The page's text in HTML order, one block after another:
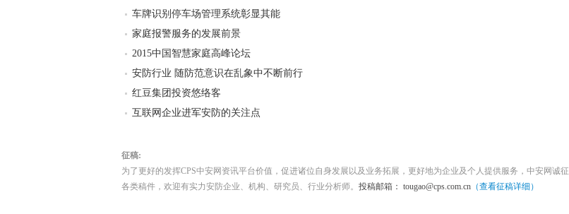
车牌识别停车场管理系统彰显其能
家庭报警服务的发展前景
2015中国智慧家庭高峰论坛
安防行业 随防范意识在乱象中不断前行
红豆集团投资悠络客
互联网企业进军安防的关注点
征稿:
为了更好的发挥CPS中安网资讯平台价值，促进诸位自身发展以及业务拓展，更好地为企业及个人提供服务，中安网诚征
各类稿件，欢迎有实力安防企业、机构、研究员、行业分析师。 投稿邮箱： tougao@cps.com.cn （查看征稿详细）